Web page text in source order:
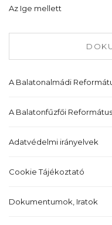
Az Ige mellett
A Balatonalmádi
A Balatonfűzfői
Adatvédelmi irányelvek
Cookie Tájékoztató
Dokumentumok, Iratok